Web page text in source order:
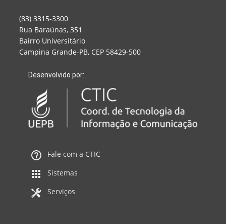
(83) 3315-3300
Rua Baraúnas, 351
Bairro Universitário
Campina Grande-PB, CEP 58429-500
Desenvolvido por:
Fale com a CTIC
Sistemas
Serviços